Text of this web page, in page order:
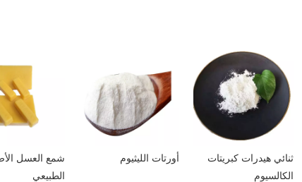
شمع العسل
الطبيعي
أورتات الليثيوم
ثنائي هيدرات كبريتات
الكالسيوم